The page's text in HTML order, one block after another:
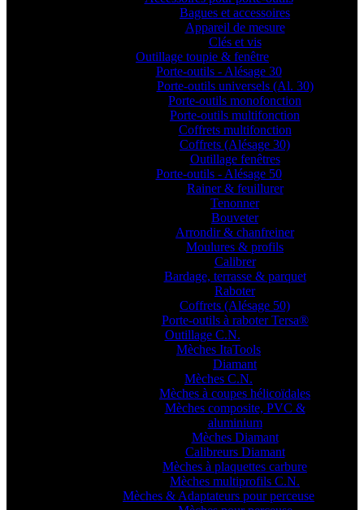
Bagues et accessoires
Appareil de mesure
Clés et vis
Outillage toupie & fenêtre
Porte-outils - Alésage 30
Porte-outils universels (Al. 30)
Porte-outils monofonction
Porte-outils multifonction
Coffrets multifonction
Coffrets (Alésage 30)
Outillage fenêtres
Porte-outils - Alésage 50
Rainer & feuillurer
Tenonner
Bouveter
Arrondir & chanfreiner
Moulures & profils
Calibrer
Bardage, terrasse & parquet
Raboter
Coffrets (Alésage 50)
Porte-outils à raboter Tersa®
Outillage C.N.
Mèches ItaTools
Diamant
Mèches C.N.
Mèches à coupes hélicoïdales
Mèches composite, PVC &
aluminium
Mèches Diamant
Calibreurs Diamant
Mèches à plaquettes carbure
Mèches multiprofils C.N.
Mèches & Adaptateurs pour perceuse